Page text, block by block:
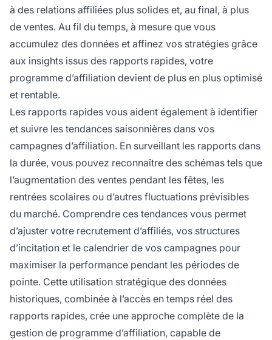
à des relations affiliées plus solides et, au final, à plus
de ventes. Au fil du temps, à mesure que vous
accumulez des données et affinez vos stratégies grâce
aux insights issus des rapports rapides, votre
programme d’affiliation devient de plus en plus optimisé
et rentable.
Les rapports rapides vous aident également à identifier
et suivre les tendances saisonnières dans vos
campagnes d’affiliation. En surveillant les rapports dans
la durée, vous pouvez reconnaître des schémas tels que
l’augmentation des ventes pendant les fêtes, les
rentrées scolaires ou d’autres fluctuations prévisibles
du marché. Comprendre ces tendances vous permet
d’ajuster votre recrutement d’affiliés, vos structures
d’incitation et le calendrier de vos campagnes pour
maximiser la performance pendant les périodes de
pointe. Cette utilisation stratégique des données
historiques, combinée à l’accès en temps réel des
rapports rapides, crée une approche complète de la
gestion de programme d’affiliation, capable de